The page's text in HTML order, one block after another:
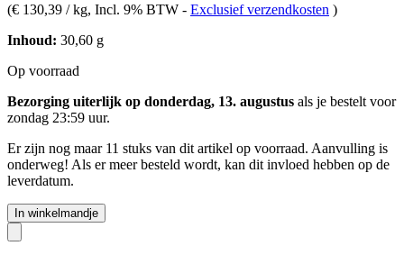
(€ 130,39 / kg, Incl. 9% BTW - Exclusief verzendkosten )
Inhoud: 30,60 g
Op voorraad
Bezorging uiterlijk op donderdag, 13. augustus als je bestelt voor
zondag 23:59 uur.
Er zijn nog maar 11 stuks van dit artikel op voorraad. Aanvulling is
onderweg! Als er meer besteld wordt, kan dit invloed hebben op de
leverdatum.
In winkelmandje